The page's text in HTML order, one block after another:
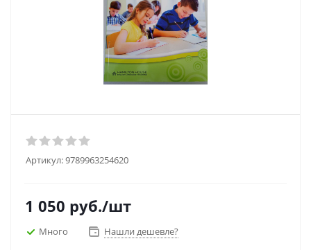
Артикул:9789963254620
1 050 руб./шт
Много Нашли дешевле?